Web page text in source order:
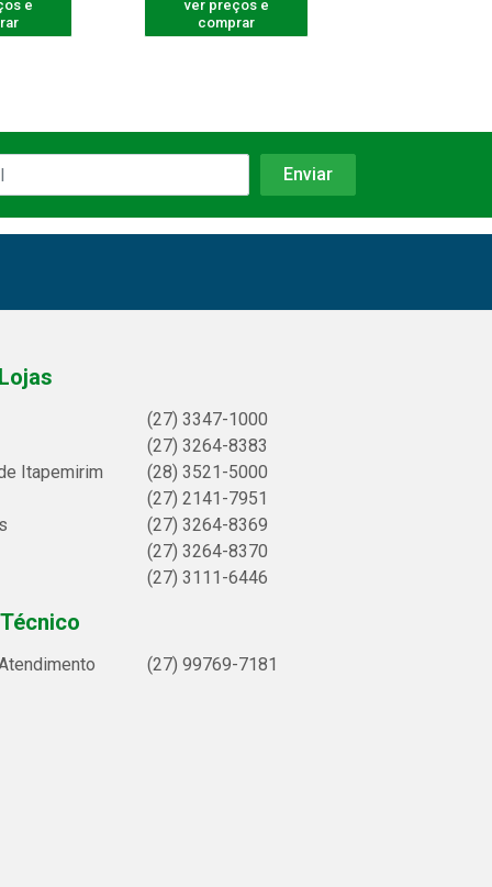
e
ver preços e
comprar
(27) 3347-1000
(27) 3264-8383
Itapemirim
(28) 3521-5000
(27) 2141-7951
(27) 3264-8369
(27) 3264-8370
(27) 3111-6446
(27) 99769-7181